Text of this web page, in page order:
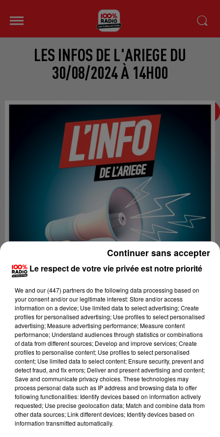
LES INFOS DE L'ARIEGE DU
30/08/2024 À 14H00
Lecture (2 min 25 sec)
100%
100% Radio les infos de l'Ariege
Le respect de votre vie privée est notre priorité
We and our (447) partnersdo the following data processing based on
your consent and/or our legitimate interest: Store and/or access
information on a device; Use limited data to select advertising; Create
profiles for personalised advertising; Use profiles to select personalised
advertising; Measure advertising performance; Measure content
performance; Understand audiences through statistics or combinations
of data from different sources; Develop and improve services; Create
profiles to personalise content; Use profiles to select personalised
content; Use limited data to select content; Ensure security, prevent and
detect fraud, and fix errors; Deliver and present advertising and content;
Save and communicate privacy choices. These technologies may
process personal data such as IP address and browsing data to offer
following functionalities: Identify devices based on information actively
requested; Use precise geolocation data; Match and combine data from
other data sources; Link different devices; Identify devices based on
information transmitted automatically.
Continuer sans accepter